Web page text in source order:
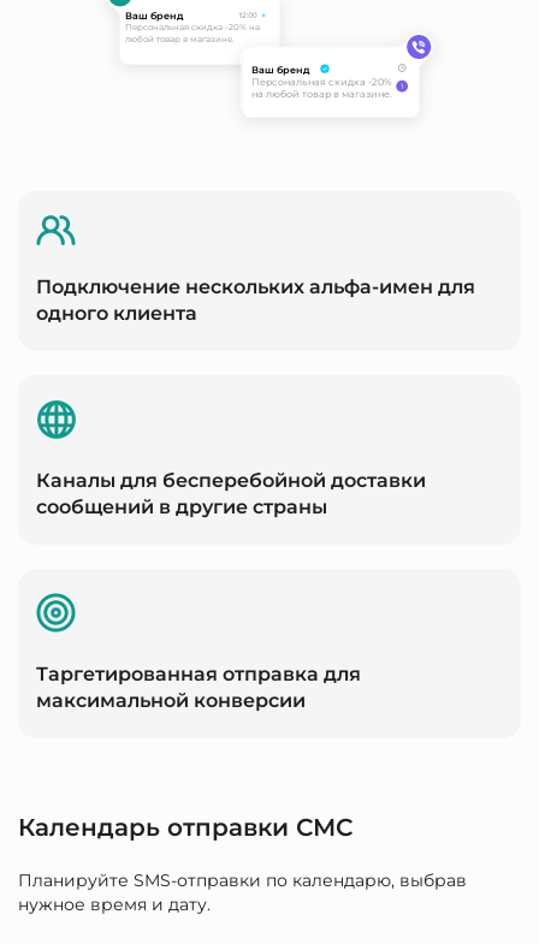
Ваш бренд
Персональная скидка -20% на
любой товар в магазине.
Ваш бренд
Персональная скидка -20%
на любой товар в магазине.
Подключение нескольких альфа-имен для
одного клиента
Каналы для бесперебойной доставки
сообщений в другие страны
Таргетированная отправка для
максимальной конверсии
Календарь отправки СМС
Планируйте SMS-отправки по календарю, выбрав
нужное время и дату.